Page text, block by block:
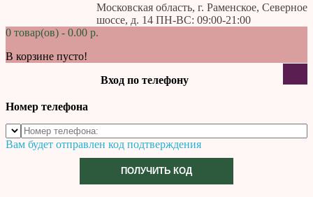
Московская область, г. Раменское, Северное
шоссе, д. 14 ПН-ВС: 09:00-21:00
0 товар(ов) - 0.00 р.
В корзине пусто!
Вход по телефону
Номер телефона
Вам будет отправлен код подтверждения
ПОЛУЧИТЬ КОД